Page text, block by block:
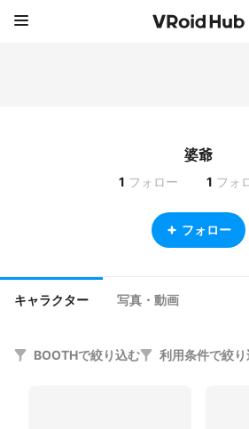
婆爺
1 フォロー 1 フォ
フォロー
キャラクター 写真・動画
BOOTHで絞り込む 利用条件で絞